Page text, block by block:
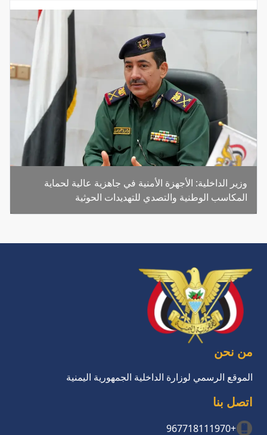
وزير الداخلية: الأجهزة الأمنية في جاهزية عالية لحماية
المكاسب الوطنية والتصدي للتهديدات الحوثية
من نحن
الموقع الرسمي لوزارة الداخلية الجمهورية اليمنية
اتصل بنا
+967718111970